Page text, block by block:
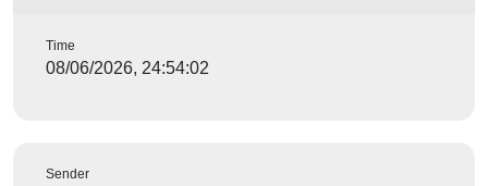
Time
08/06/2026, 24:54:02
Sender